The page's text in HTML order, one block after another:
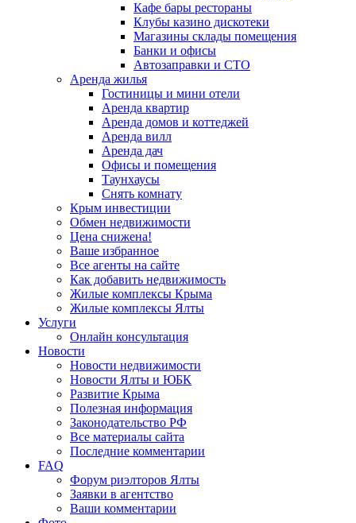
Кафе бары рестораны
Клубы казино дискотеки
Магазины склады помещения
Банки и офисы
Автозаправки и СТО
Аренда жилья
Гостиницы и мини отели
Аренда квартир
Аренда домов и коттеджей
Аренда вилл
Аренда дач
Офисы и помещения
Таунхаусы
Снять комнату
Крым инвестиции
Обмен недвижимости
Цена снижена!
Ваше избранное
Все агенты на сайте
Как добавить недвижимость
Жилые комплексы Крыма
Жилые комплексы Ялты
Услуги
Онлайн консультация
Новости
Новости недвижимости
Новости Ялты и ЮБК
Развитие Крыма
Полезная информация
Законодательство РФ
Все материалы сайта
Последние комментарии
FAQ
Форум риэлторов Ялты
Заявки в агентство
Ваши комментарии